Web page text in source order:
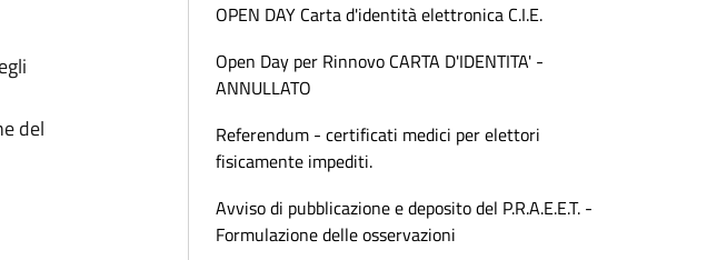
del
OPEN DAY Carta d'identità elettronica C.I.E.
Open Day per Rinnovo CARTA D'IDENTITA' -
ANNULLATO
Referendum - certificati medici per elettori
fisicamente impediti.
Avviso di pubblicazione e deposito del P.R.A.E.E.T. -
Formulazione delle osservazioni